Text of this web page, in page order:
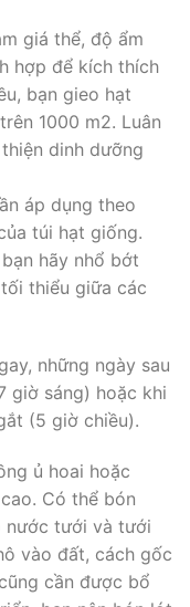
giá thể, độ ẩm
hợp để kích thích
bạn gieo hạt
1000 m2. Luân
dinh dưỡng
áp dụng theo
túi hạt giống.
hãy nhổ bớt
thiểu giữa các
những ngày sau
giờ sáng) hoặc khi
(5 giờ chiều).
ủ hoai hoặc
Có thể bón
nước tưới và tưới
vào đất, cách gốc
cần được bổ